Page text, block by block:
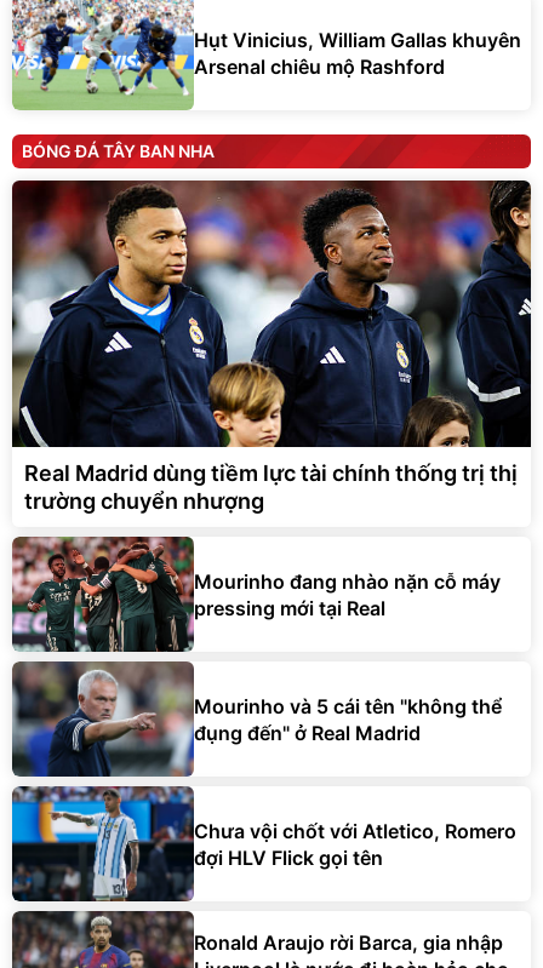
Hụt Vinicius, William Gallas khuyên
Arsenal chiêu mộ Rashford
BÓNG ĐÁ TÂY BAN NHA
Real Madrid dùng tiềm lực tài chính thống trị thị
trường chuyển nhượng
Mourinho đang nhào nặn cỗ máy
pressing mới tại Real
Mourinho và 5 cái tên "không thể
đụng đến" ở Real Madrid
Chưa vội chốt với Atletico, Romero
đợi HLV Flick gọi tên
Ronald Araujo rời Barca, gia nhập